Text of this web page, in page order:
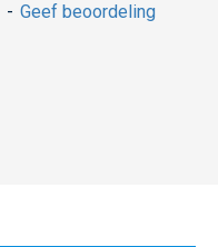
- Geef beoordeling